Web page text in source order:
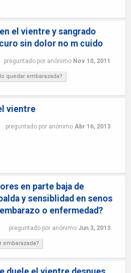
el vientre y sangrado
sin dolor no m cuido
preguntado por anónimo Nov 10, 2011
quedar embarazada?
vientre
preguntado por anónimo Abr 16, 2013
en parte baja de
y sensiblidad en senos
o enfermedad?
preguntado por anónimo Jun 3, 2013
embarazada?